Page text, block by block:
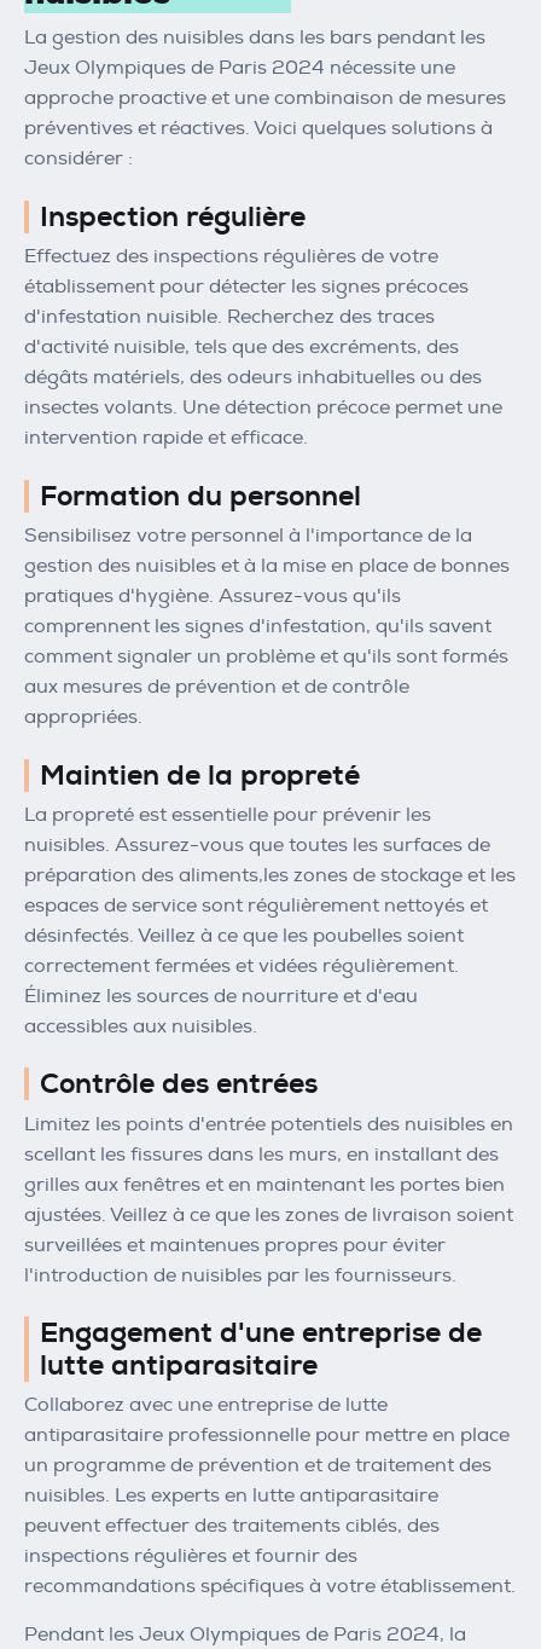
La gestion des nuisibles dans les bars pendant les
Jeux Olympiques de Paris 2024 nécessite une
approche proactive et une combinaison de mesures
préventives et réactives. Voici quelques solutions à
considérer :
Inspection régulière
Effectuez des inspections régulières de votre
établissement pour détecter les signes précoces
d'infestation nuisible. Recherchez des traces
d'activité nuisible, tels que des excréments, des
dégâts matériels, des odeurs inhabituelles ou des
insectes volants. Une détection précoce permet une
intervention rapide et efficace.
Formation du personnel
Sensibilisez votre personnel à l'importance de la
gestion des nuisibles et à la mise en place de bonnes
pratiques d'hygiène. Assurez-vous qu'ils
comprennent les signes d'infestation, qu'ils savent
comment signaler un problème et qu'ils sont formés
aux mesures de prévention et de contrôle
appropriées.
Maintien de la propreté
La propreté est essentielle pour prévenir les
nuisibles. Assurez-vous que toutes les surfaces de
préparation des aliments,les zones de stockage et les
espaces de service sont régulièrement nettoyés et
désinfectés. Veillez à ce que les poubelles soient
correctement fermées et vidées régulièrement.
Éliminez les sources de nourriture et d'eau
accessibles aux nuisibles.
Contrôle des entrées
Limitez les points d'entrée potentiels des nuisibles en
scellant les fissures dans les murs, en installant des
grilles aux fenêtres et en maintenant les portes bien
ajustées. Veillez à ce que les zones de livraison soient
surveillées et maintenues propres pour éviter
l'introduction de nuisibles par les fournisseurs.
Engagement d'une entreprise de
lutte antiparasitaire
Collaborez avec une entreprise de lutte
antiparasitaire professionnelle pour mettre en place
un programme de prévention et de traitement des
nuisibles. Les experts en lutte antiparasitaire
peuvent effectuer des traitements ciblés, des
inspections régulières et fournir des
recommandations spécifiques à votre établissement.
Pendant les Jeux Olympiques de Paris 2024, la